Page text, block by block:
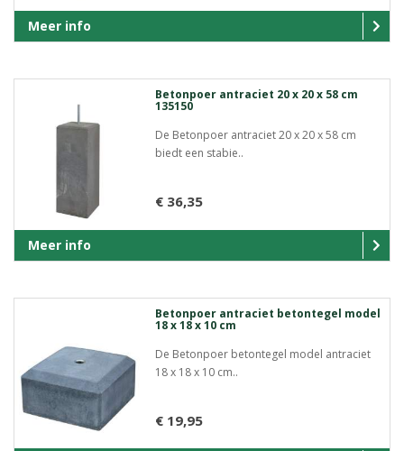
Meer info
Betonpoer antraciet 20 x 20 x 58 cm
135150
De Betonpoer antraciet 20 x 20 x 58 cm
biedt een stabie..
€ 36,35
Meer info
Betonpoer antraciet betontegel model
18 x 18 x 10 cm
De Betonpoer betontegel model antraciet
18 x 18 x 10 cm..
€ 19,95